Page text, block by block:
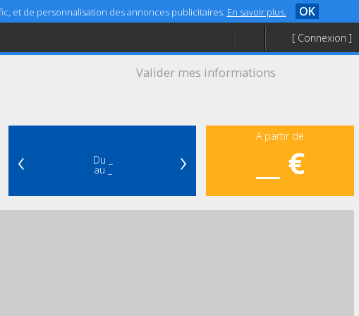
et de personnalisation des annonces publicitaires. En savoir plus. OK
[ Connexion ]
Valider mes informations
‹ Du _
au _ ›
A partir de
__ €